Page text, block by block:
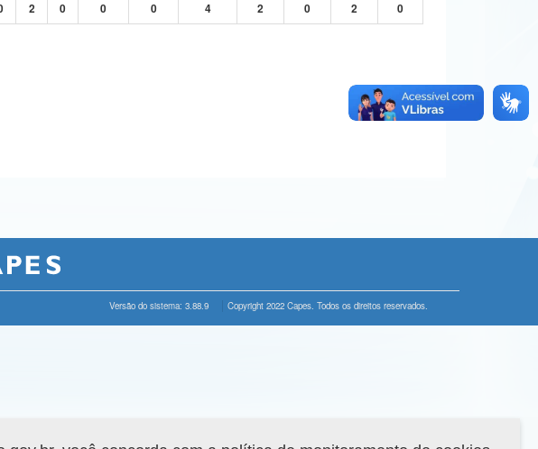
2 0 0 0 4 2 0 2 0
Versão do sistema: 3.88.9 Copyright 2022 Capes. Todos os direitos reservados.